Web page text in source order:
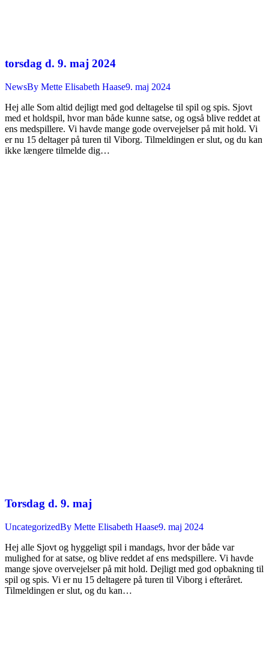
torsdag d. 9. maj 2024
NewsBy Mette Elisabeth Haase9. maj 2024
Hej alle Som altid dejligt med god deltagelse til spil og spis. Sjovt
med et holdspil, hvor man både kunne satse, og også blive reddet at
ens medspillere. Vi havde mange gode overvejelser på mit hold. Vi
er nu 15 deltager på turen til Viborg. Tilmeldingen er slut, og du kan
ikke længere tilmelde dig…
Torsdag d. 9. maj
UncategorizedBy Mette Elisabeth Haase9. maj 2024
Hej alle Sjovt og hyggeligt spil i mandags, hvor der både var
mulighed for at satse, og blive reddet af ens medspillere. Vi havde
mange sjove overvejelser på mit hold. Dejligt med god opbakning til
spil og spis. Vi er nu 15 deltagere på turen til Viborg i efteråret.
Tilmeldingen er slut, og du kan…